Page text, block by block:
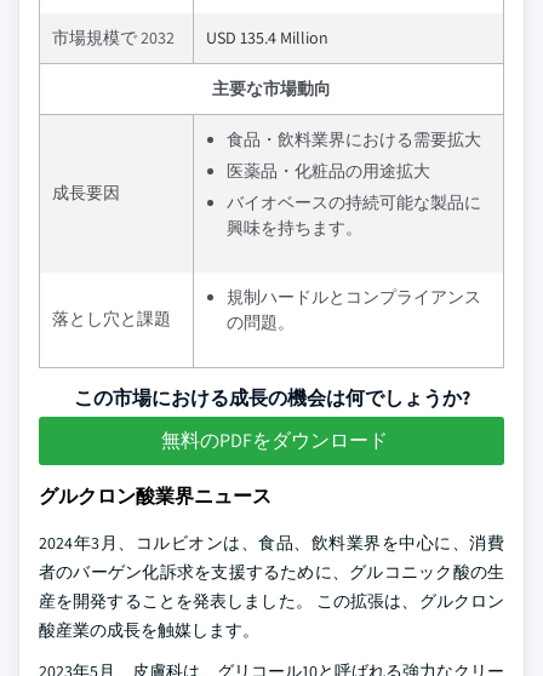
市場規模で 2032 USD 135.4 Million
主要な市場動向
成長要因
食品・飲料業界における需要拡大
医薬品・化粧品の用途拡大
バイオベースの持続可能な製品に
興味を持ちます。
落とし穴と課題
規制ハードルとコンプライアンス
の問題。
この市場における成長の機会は何でしょうか?
無料のPDFをダウンロード
グルクロン酸業界ニュース
2024年3月、コルビオンは、食品、飲料業界を中心に、消費
者のバーゲン化訴求を支援するために、グルコニック酸の生
産を開発することを発表しました。 この拡張は、グルクロン
酸産業の成長を触媒します。
2023年5月、皮膚科は、グリコール10と呼ばれる強力なクリー